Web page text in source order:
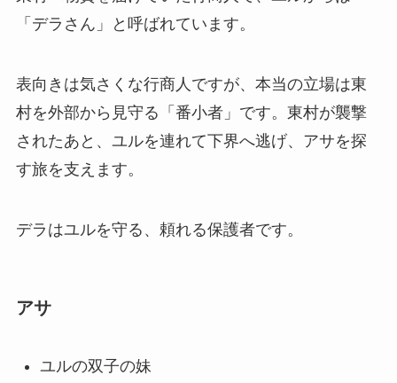
「デラさん」と呼ばれています。
表向きは気さくな行商人ですが、本当の立場は東
村を外部から見守る「番小者」です。東村が襲撃
されたあと、ユルを連れて下界へ逃げ、アサを探
す旅を支えます。
デラはユルを守る、頼れる保護者です。
アサ
ユルの双子の妹